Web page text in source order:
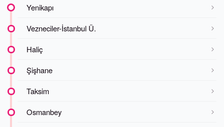
Yenikapı
Vezneciler-İstanbul Ü.
Haliç
Şişhane
Taksim
Osmanbey